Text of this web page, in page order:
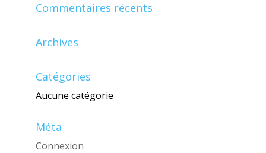
Commentaires récents
Archives
Catégories
Aucune catégorie
Méta
Connexion